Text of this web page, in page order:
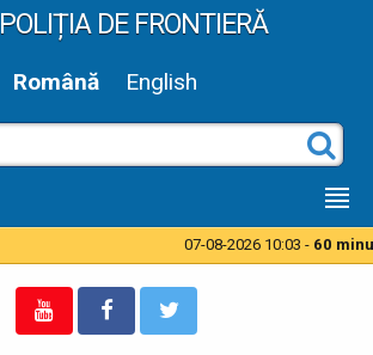
POLIȚIA DE FRONTIERĂ
Română English
07-08-2026 10:03 - 60